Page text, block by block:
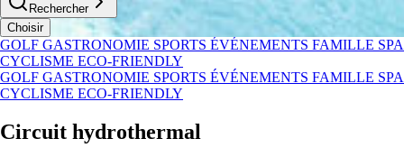
Rechercher
Choisir
GOLF GASTRONOMIE SPORTS ÉVÉNEMENTS FAMILLE SPA
CYCLISME ECO-FRIENDLY
GOLF GASTRONOMIE SPORTS ÉVÉNEMENTS FAMILLE SPA
CYCLISME ECO-FRIENDLY
Circuit hydrothermal